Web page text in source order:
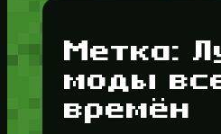
Метка:
моды
времён